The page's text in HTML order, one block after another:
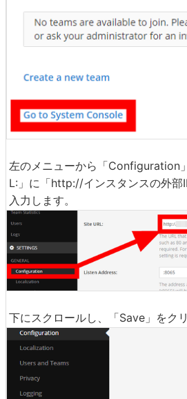
「Go to System Console」をクリ
左のメニューから「Configuration
L:」に「http://インスタンスの外部
入力します。